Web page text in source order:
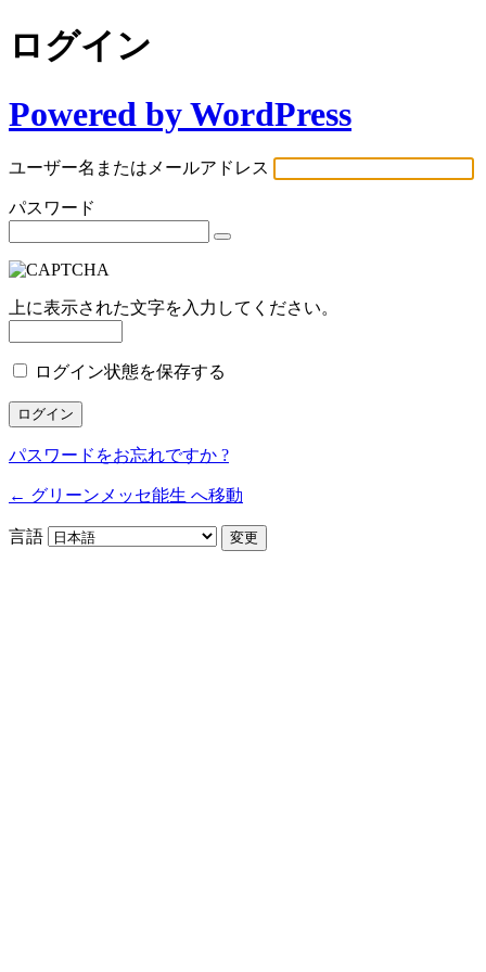
ログイン
Powered by WordPress
ユーザー名またはメールアドレス
パスワード
上に表示された文字を入力してください。
ログイン状態を保存する
パスワードをお忘れですか ?
← グリーンメッセ能生 へ移動
言語